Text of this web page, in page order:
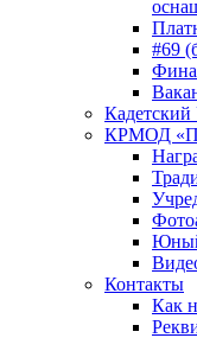
#69
КРМОД
Юный
Контакты
Как